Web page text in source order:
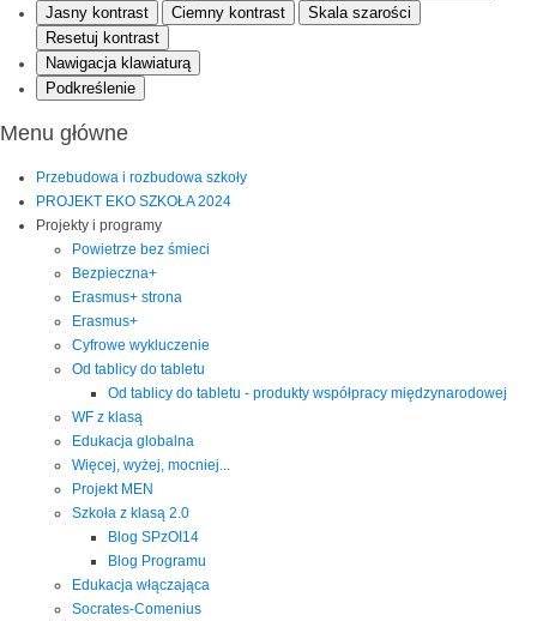
Jasny kontrast
Ciemny kontrast
Skala szarości
Resetuj kontrast
Nawigacja klawiaturą
Podkreślenie
Menu główne
Przebudowa i rozbudowa szkoły
PROJEKT EKO SZKOŁA 2024
Projekty i programy
Powietrze bez śmieci
Bezpieczna+
Erasmus+ strona
Erasmus+
Cyfrowe wykluczenie
Od tablicy do tabletu
Od tablicy do tabletu - produkty współpracy międzynarodowej
WF z klasą
Edukacja globalna
Więcej, wyżej, mocniej...
Projekt MEN
Szkoła z klasą 2.0
Blog SPzOI14
Blog Programu
Edukacja włączająca
Socrates-Comenius